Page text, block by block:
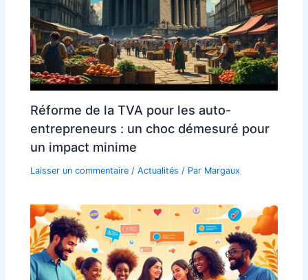
Réforme de la TVA pour les auto-
entrepreneurs : un choc démesuré pour
un impact minime
Laisser un commentaire /Actualités / Par Margaux